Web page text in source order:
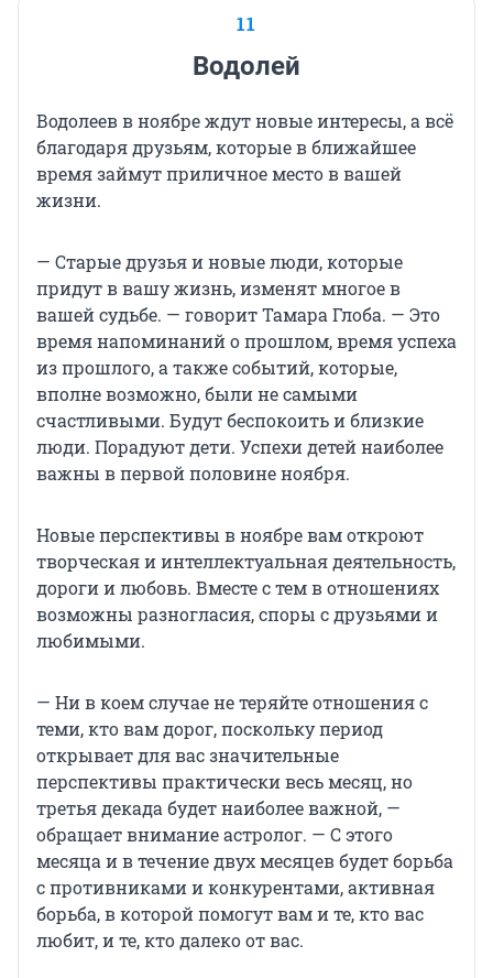
11
Водолей
Водолеев в ноябре ждут новые интересы, а всё
благодаря друзьям, которые в ближайшее
время займут приличное место в вашей
жизни.
— Старые друзья и новые люди, которые
придут в вашу жизнь, изменят многое в
вашей судьбе. — говорит Тамара Глоба. — Это
время напоминаний о прошлом, время успеха
из прошлого, а также событий, которые,
вполне возможно, были не самыми
счастливыми. Будут беспокоить и близкие
люди. Порадуют дети. Успехи детей наиболее
важны в первой половине ноября.
Новые перспективы в ноябре вам откроют
творческая и интеллектуальная деятельность,
дороги и любовь. Вместе с тем в отношениях
возможны разногласия, споры с друзьями и
любимыми.
— Ни в коем случае не теряйте отношения с
теми, кто вам дорог, поскольку период
открывает для вас значительные
перспективы практически весь месяц, но
третья декада будет наиболее важной, —
обращает внимание астролог. — С этого
месяца и в течение двух месяцев будет борьба
с противниками и конкурентами, активная
борьба, в которой помогут вам и те, кто вас
любит, и те, кто далеко от вас.